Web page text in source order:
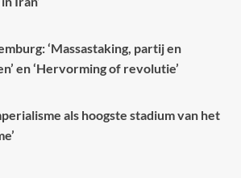
‘Massastaking, partij en
en ‘Hervorming of revolutie’
als hoogste stadium van het